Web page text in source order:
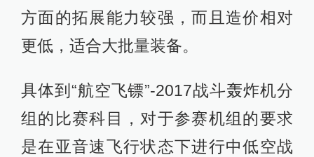
方面的拓展能力较强，而且造价相对
更低，适合大批量装备。
具体到“航空飞镖”-2017战斗轰炸机分
组的比赛科目，对于参赛机组的要求
是在亚音速飞行状态下进行中低空战